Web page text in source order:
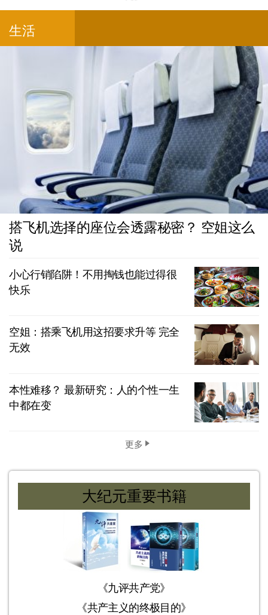
生活
搭飞机选择的座位会透露秘密？ 空姐这么
说
小心行销陷阱！不用掏钱也能过得很
快乐
空姐：搭乘飞机用这招要求升等 完全
无效
本性难移？ 最新研究：人的个性一生
中都在变
更多
大纪元重要书籍
《九评共产党》
《共产主义的终极目的》